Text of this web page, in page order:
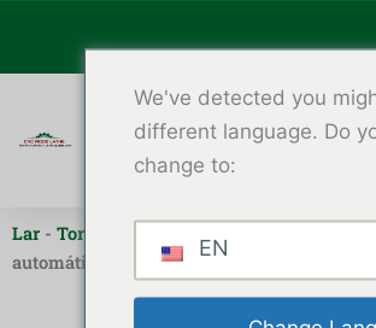
内
Lar - Torno CNC para madeira de três eixos
automático para torneamento de madeira
We've detected you
different language. Do
change to:
EN